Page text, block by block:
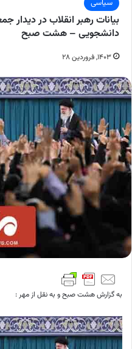
سیاسی
بیانات رهبر انقلاب در دیدار
دانشجویی – هشت صبح
۱۴۰۳, فروردین ۲۸
به گزارش هشت صبح و به نقل از مهر :